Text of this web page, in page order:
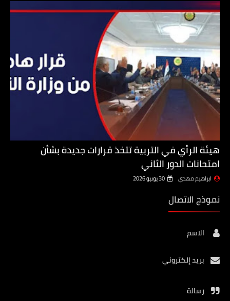
هيئة الرأي في التربية تتخذ قرارات جديدة بشأن
امتحانات الدور الثاني
ابراهيم مهدي 30 يونيو 2026
نموذج الاتصال
الاسم
بريد إلكتروني
رسالة